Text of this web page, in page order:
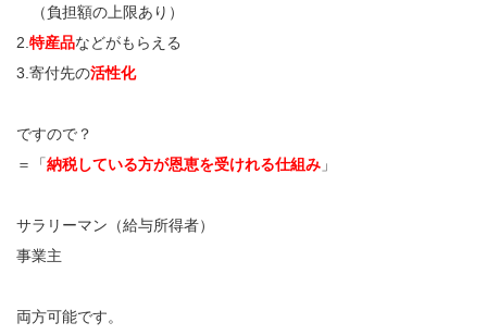
（負担額の上限あり）
2. 特産品などがもらえる
3.寄付先の活性化
ですので？
＝「納税している方が恩恵を受けれる仕組み 」
サラリーマン（給与所得者）
事業主
両方可能です。